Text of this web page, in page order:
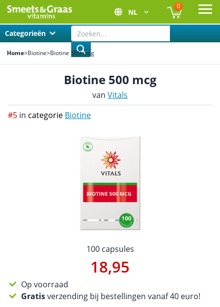
NL
0
Categorieën
Home>Biotine>Biotine 500 mcg
Biotine 500 mcg
van Vitals
#5 in categorie Biotine
100 capsules
18,95
Op voorraad
Gratisverzending bij bestellingen vanaf 40 euro!